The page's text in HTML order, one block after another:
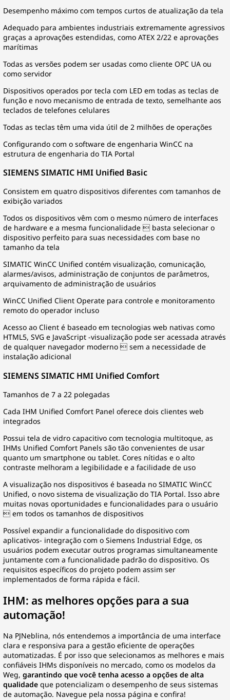
Desempenho máximo com tempos curtos de atualização da tela
Adequado para ambientes industriais extremamente agressivos
graças a aprovações estendidas, como ATEX 2/22 e aprovações
marítimas
Todas as versões podem ser usadas como cliente OPC UA ou
como servidor
Dispositivos operados por tecla com LED em todas as teclas de
função e novo mecanismo de entrada de texto, semelhante aos
teclados de telefones celulares
Todas as teclas têm uma vida útil de 2 milhões de operações
Configurando com o software de engenharia WinCC na
estrutura de engenharia do TIA Portal
SIEMENS SIMATIC HMI Unified Basic
Consistem em quatro dispositivos diferentes com tamanhos de
exibição variados
Todos os dispositivos vêm com o mesmo número de interfaces
de hardware e a mesma funcionalidade  basta selecionar o
dispositivo perfeito para suas necessidades com base no
tamanho da tela
SIMATIC WinCC Unified contém visualização, comunicação,
alarmes/avisos, administração de conjuntos de parâmetros,
arquivamento de administração de usuários
WinCC Unified Client Operate para controle e monitoramento
remoto do operador incluso
Acesso ao Client é baseado em tecnologias web nativas como
HTML5, SVG e JavaScript -visualização pode ser acessada através
de qualquer navegador moderno  sem a necessidade de
instalação adicional
SIEMENS SIMATIC HMI Unified Comfort
Tamanhos de 7 a 22 polegadas
Cada IHM Unified Comfort Panel oferece dois clientes web
integrados
Possui tela de vidro capacitivo com tecnologia multitoque, as
IHMs Unified Comfort Panels são tão convenientes de usar
quanto um smartphone ou tablet. Cores nítidas e o alto
contraste melhoram a legibilidade e a facilidade de uso
A visualização nos dispositivos é baseada no SIMATIC WinCC
Unified, o novo sistema de visualização do TIA Portal. Isso abre
muitas novas oportunidades e funcionalidades para o usuário
 em todos os tamanhos de dispositivos
Possível expandir a funcionalidade do dispositivo com
aplicativos- integração com o Siemens Industrial Edge, os
usuários podem executar outros programas simultaneamente
juntamente com a funcionalidade padrão do dispositivo. Os
requisitos específicos do projeto podem assim ser
implementados de forma rápida e fácil.
IHM: as melhores opções para a sua
automação!
Na PJNeblina, nós entendemos a importância de uma interface
clara e responsiva para a gestão eficiente de operações
automatizadas. É por isso que selecionamos as melhores e mais
confiáveis IHMs disponíveis no mercado, como os modelos da
Weg,garantindo que você tenha acesso a opções de alta
qualidade que potencializam o desempenho de seus sistemas
de automação. Navegue pela nossa página e confira!